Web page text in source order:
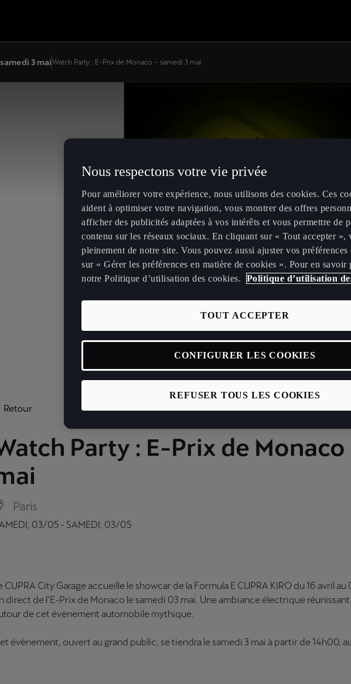
3 maiWatch Party : E-Prix de Monaco – samedi 3 mai
Retour
Party : E-Prix de Monaco
Paris
03/05 - SAMEDI, 03/05
CUPRA City Garage accueille le showcar de la Formula E CUPRA KIRO du 16 avril
direct de l’E-Prix de Monaco le samedi 03 mai. Une ambiance électrique
de cet évènement automobile mythique.
évènement, ouvert au grand public, se tiendra le samedi 3 mai à partir de 14h00,
Nous respectons votre vie privée
Pour améliorer votre expérience, nous utilisons des cookies. Ces
aident à optimiser votre navigation, vous montrer des offres
afficher des publicités adaptées à vos intérêts et vous permettre de
contenu sur les réseaux sociaux. En cliquant sur « Tout accepter »,
pleinement de notre site. Vous pouvez aussi ajuster vos
sur « Gérer les préférences en matière de cookies ». Pour en savoir
notre Politique d’utilisation des cookies.
Politique d’utilisation
REFUSER TOUS LES COOKIES
TOUT ACCEPTER
CONFIGURER LES COOKIES